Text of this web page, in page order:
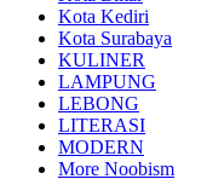
Kota Kediri
Kota Surabaya
KULINER
LAMPUNG
LEBONG
LITERASI
MODERN
More Noobism